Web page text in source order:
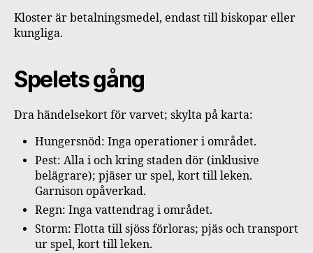
Kloster är betalningsmedel, endast till biskopar eller
kungliga.
Spelets gång
Dra händelsekort för varvet; skylta på karta:
Hungersnöd: Inga operationer i området.
Pest: Alla i och kring staden dör (inklusive
belägrare); pjäser ur spel, kort till leken.
Garnison opåverkad.
Regn: Inga vattendrag i området.
Storm: Flotta till sjöss förloras; pjäs och transport
ur spel, kort till leken.